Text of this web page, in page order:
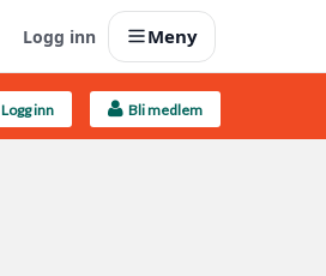
Logg inn Meny
Logg inn Bli medlem